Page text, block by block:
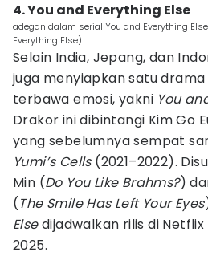
4. You and Everything Else
adegan dalam serial You and Everything
Everything Else)
Selain India, Jepang, dan
juga menyiapkan satu
terbawa emosi, yakni You
Drakor ini dibintangi Kim Go
yang sebelumnya sempat
Yumi’s Cells(2021–2022).
Min (Do You Like Brahms?)
(The Smile Has Left Your Eyes
Elsedijadwalkan rilis di
2025.